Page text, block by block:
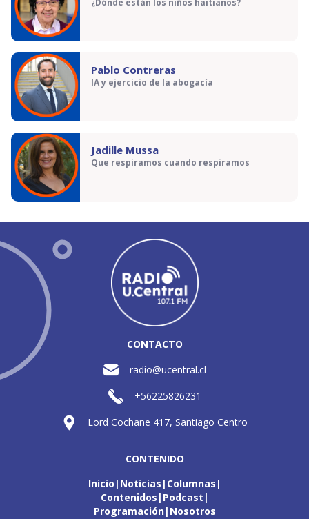
¿Dónde están los niños haitianos?
Pablo Contreras
IA y ejercicio de la abogacía
Jadille Mussa
Que respiramos cuando respiramos
CONTACTO
radio@ucentral.cl
+56225826231
Lord Cochane 417, Santiago Centro
CONTENIDO
Inicio Noticias Columnas
Contenidos Podcast
Programación Nosotros